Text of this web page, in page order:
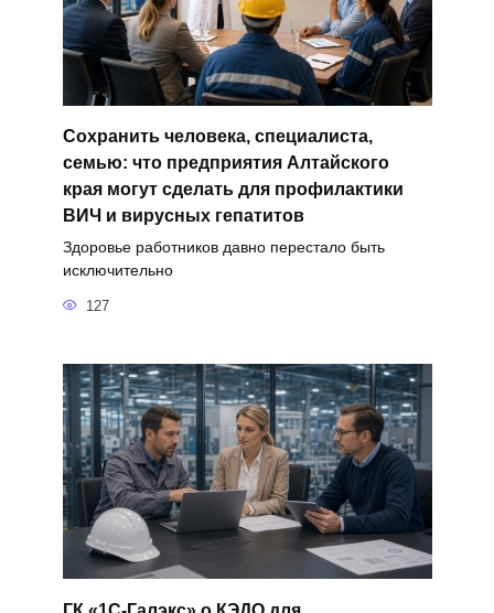
Сохранить человека, специалиста,
семью: что предприятия Алтайского
края могут сделать для профилактики
ВИЧ и вирусных гепатитов
Здоровье работников давно перестало быть
исключительно
127